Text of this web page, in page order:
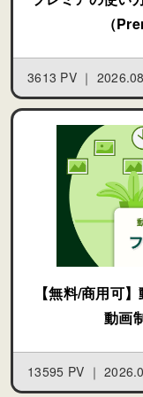
（
3613 PV ｜
【無料/商用可
動画
13595 PV ｜